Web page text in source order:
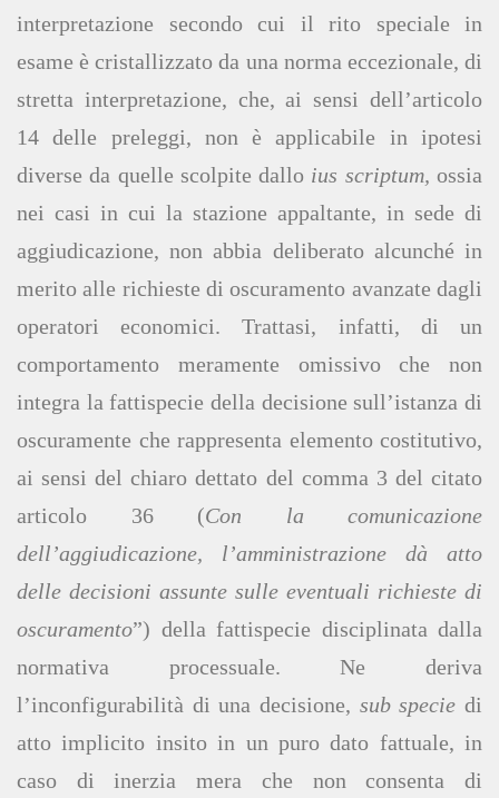
interpretazione secondo cui il rito speciale in
esame è cristallizzato da una norma eccezionale, di
stretta interpretazione, che, ai sensi dell’articolo
14 delle preleggi, non è applicabile in ipotesi
diverse da quelle scolpite dallo ius scriptum,ossia
nei casi in cui la stazione appaltante, in sede di
aggiudicazione, non abbia deliberato alcunché in
merito alle richieste di oscuramento avanzate dagli
operatori economici. Trattasi, infatti, di un
comportamento meramente omissivo che non
integra la fattispecie della decisione sull’istanza di
oscuramente che rappresenta elemento costitutivo,
ai sensi del chiaro dettato del comma 3 del citato
articolo 36 (Con la comunicazione
dell’aggiudicazione, l’amministrazione dà atto
delle decisioni assunte sulle eventuali richieste di
oscuramento”) della fattispecie disciplinata dalla
normativa processuale. Ne deriva
l’inconfigurabilità di una decisione, sub speciedi
atto implicito insito in un puro dato fattuale, in
caso di inerzia mera che non consenta di